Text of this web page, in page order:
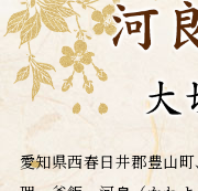
愛知県西春日井郡豊山